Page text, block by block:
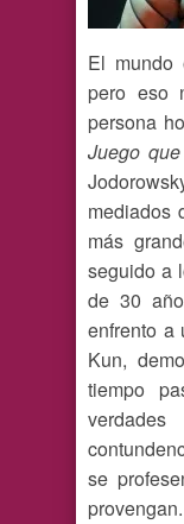
El mundo
pero eso
persona
Juego
mediados
más
seguido a
de 30
enfrento a
Kun,
tiempo
se
provengan.